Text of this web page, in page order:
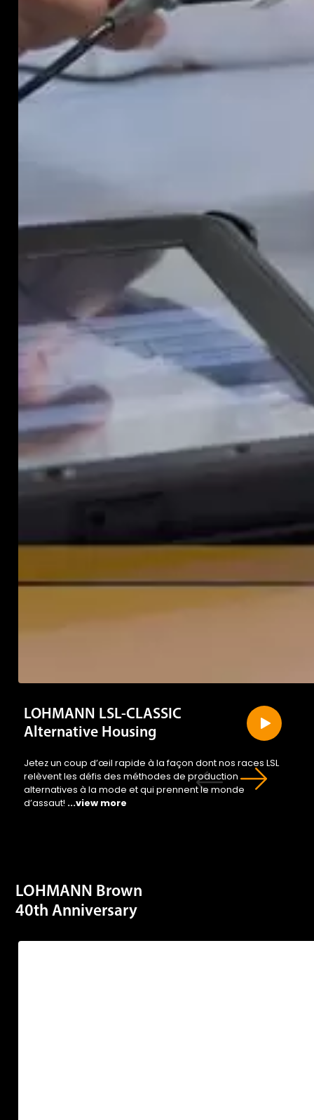
LOHMANN LSL-CLASSIC
Alternative Housing
Jetez un coup d’œil rapide à la façon dont nos races LSL
alternatives à la mode et qui prennent le monde
d’assaut!...view more
40th Anniversary